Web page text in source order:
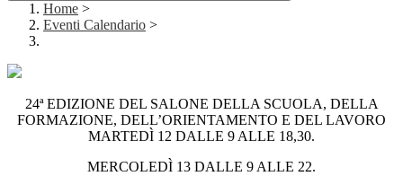
Home >
Eventi Calendario >
24ª EDIZIONE DEL SALONE DELLA SCUOLA, DELLA
FORMAZIONE, DELL’ORIENTAMENTO E DEL LAVORO
MARTEDÌ 12 DALLE 9 ALLE 18,30.
MERCOLEDÌ 13 DALLE 9 ALLE 22.